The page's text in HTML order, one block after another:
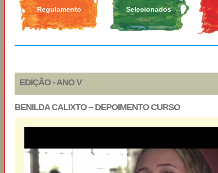
Regulamento Selecionados
EDIÇÃO - ANO V
BENILDA CALIXTO – DEPOIMENTO CURSO